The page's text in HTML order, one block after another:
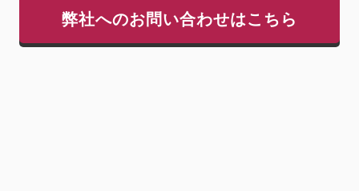
弊社へのお問い合わせはこちら